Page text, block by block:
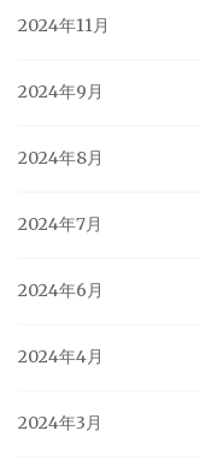
2024年11月
2024年9月
2024年8月
2024年7月
2024年6月
2024年4月
2024年3月